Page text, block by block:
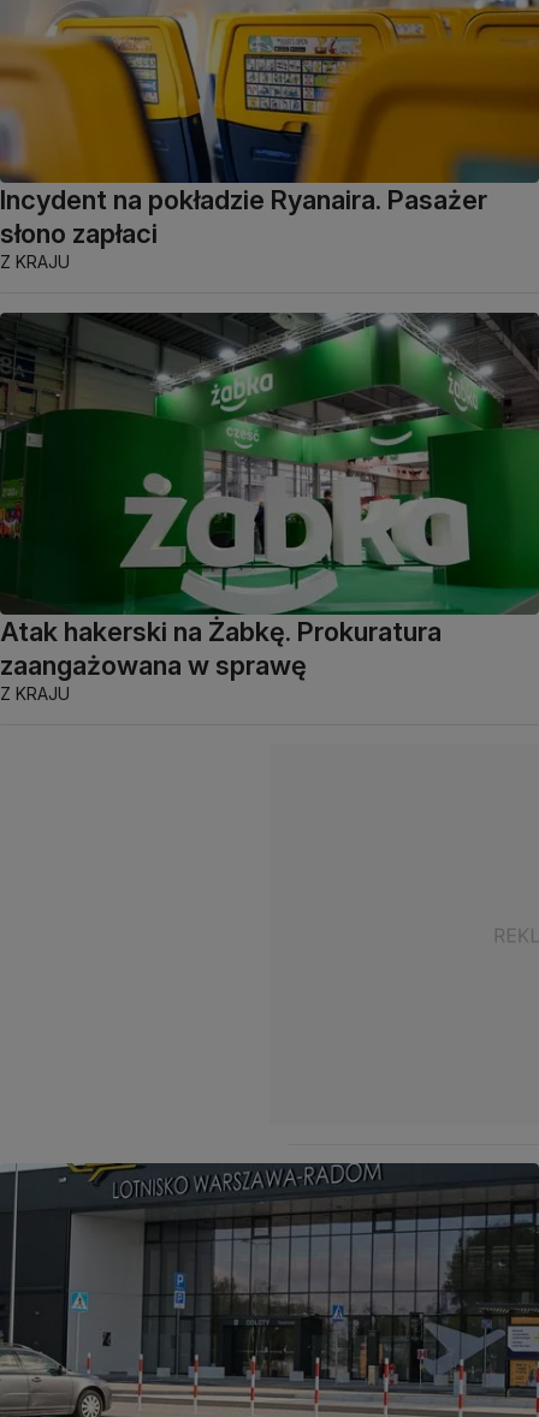
Incydent na pokładzie Ryanaira. Pasażer
słono zapłaci
Z KRAJU
Atak hakerski na Żabkę. Prokuratura
zaangażowana w sprawę
Z KRAJU